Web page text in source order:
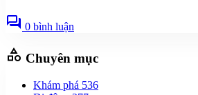
forum 0 bình luận
category Chuyên mục
Khám phá 536